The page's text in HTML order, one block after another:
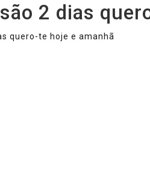
2 dias